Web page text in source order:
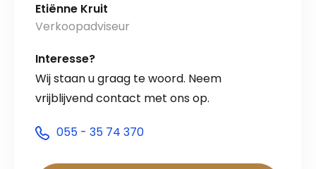
Etiënne Kruit
Verkoopadviseur
Interesse?
Wij staan u graag te woord. Neem
vrijblijvend contact met ons op.
055 - 35 74 370